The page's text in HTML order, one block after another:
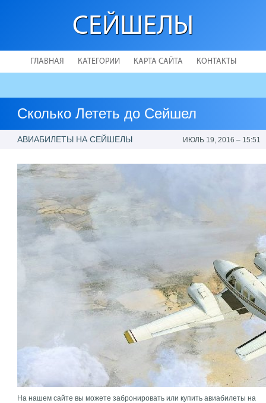
СЕЙШЕЛЫ
ГЛАВНАЯ КАТЕГОРИИ КАРТА САЙТА КОНТАКТЫ
Сколько Лететь до Сейшел
АВИАБИЛЕТЫ НА СЕЙШЕЛЫ ИЮЛЬ 19, 2016 – 15:51
На нашем сайте вы можете забронировать или купить авиабилеты на